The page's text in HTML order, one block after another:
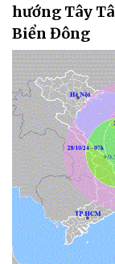
hướng Tây
Biển Đông